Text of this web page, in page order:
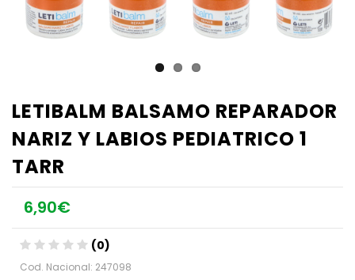
LETIBALM BALSAMO REPARADOR
NARIZ Y LABIOS PEDIATRICO 1
TARR
6,90€
(0)
Cod. Nacional: 247098